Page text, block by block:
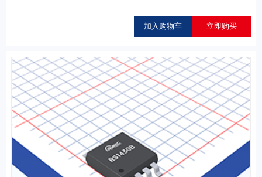
加入购物车 立即购买